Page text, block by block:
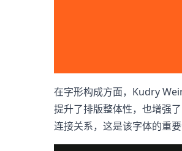
在字形构成方面，Kudry
提升了排版整体性，也增强
连接关系，这是该字体的重要